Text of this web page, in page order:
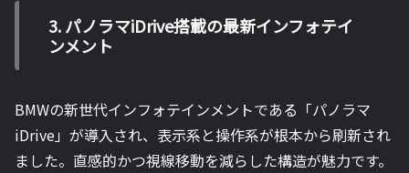
3. パノラマiDrive搭載の最新インフォテイ
ンメント
BMWの新世代インフォテインメントである「パノラマ
iDrive」が導入され、表示系と操作系が根本から刷新され
ました。直感的かつ視線移動を減らした構造が魅力です。